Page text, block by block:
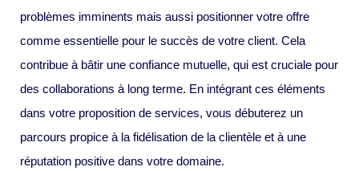
problèmes imminents mais aussi positionner votre offre
comme essentielle pour le succès de votre client. Cela
contribue à bâtir une confiance mutuelle, qui est cruciale pour
des collaborations à long terme. En intégrant ces éléments
dans votre proposition de services, vous débuterez un
parcours propice à la fidélisation de la clientèle et à une
réputation positive dans votre domaine.